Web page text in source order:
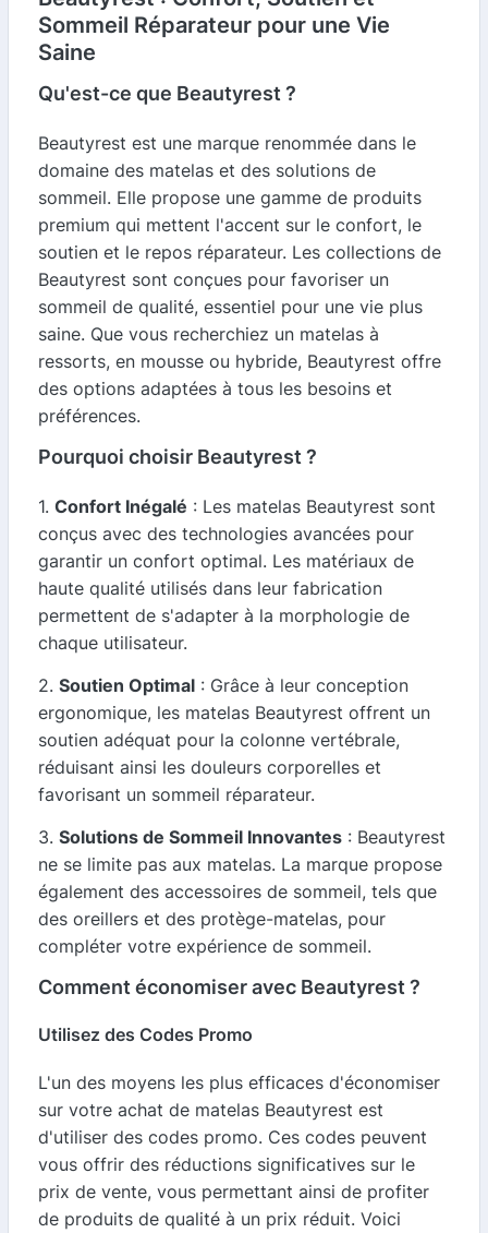
Sommeil Réparateur pour une Vie
Saine
Qu'est-ce que Beautyrest ?
Beautyrest est une marque renommée dans le
domaine des matelas et des solutions de
sommeil. Elle propose une gamme de produits
premium qui mettent l'accent sur le confort, le
soutien et le repos réparateur. Les collections de
Beautyrest sont conçues pour favoriser un
sommeil de qualité, essentiel pour une vie plus
saine. Que vous recherchiez un matelas à
ressorts, en mousse ou hybride, Beautyrest offre
des options adaptées à tous les besoins et
préférences.
Pourquoi choisir Beautyrest ?
1. Confort Inégalé : Les matelas Beautyrest sont
conçus avec des technologies avancées pour
garantir un confort optimal. Les matériaux de
haute qualité utilisés dans leur fabrication
permettent de s'adapter à la morphologie de
chaque utilisateur.
2. Soutien Optimal : Grâce à leur conception
ergonomique, les matelas Beautyrest offrent un
soutien adéquat pour la colonne vertébrale,
réduisant ainsi les douleurs corporelles et
favorisant un sommeil réparateur.
3. Solutions de Sommeil Innovantes : Beautyrest
ne se limite pas aux matelas. La marque propose
également des accessoires de sommeil, tels que
des oreillers et des protège-matelas, pour
compléter votre expérience de sommeil.
Comment économiser avec Beautyrest ?
Utilisez des Codes Promo
L'un des moyens les plus efficaces d'économiser
sur votre achat de matelas Beautyrest est
d'utiliser des codes promo. Ces codes peuvent
vous offrir des réductions significatives sur le
prix de vente, vous permettant ainsi de profiter
de produits de qualité à un prix réduit. Voici